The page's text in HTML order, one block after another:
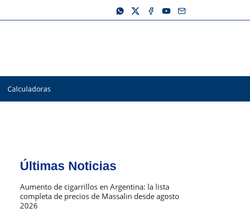
Calculadoras
Últimas Noticias
Aumento de cigarrillos en Argentina: la lista
completa de precios de Massalin desde agosto
2026